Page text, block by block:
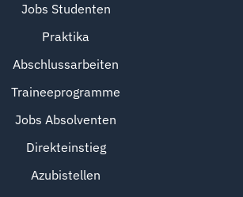
Jobs Studenten
Praktika
Abschlussarbeiten
Traineeprogramme
Jobs Absolventen
Direkteinstieg
Azubistellen